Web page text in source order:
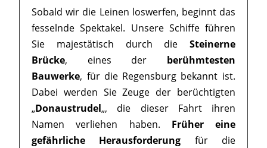
Sobald wir die Leinen loswerfen, beginnt das
fesselnde Spektakel. Unsere Schiffe führen
Sie majestätisch durch die Steinerne
Brücke, eines der berühmtesten
Bauwerke, für die Regensburg bekannt ist.
Dabei werden Sie Zeuge der berüchtigten
„Donaustrudel„, die dieser Fahrt ihren
Namen verliehen haben. Früher eine
gefährliche Herausforderung für die